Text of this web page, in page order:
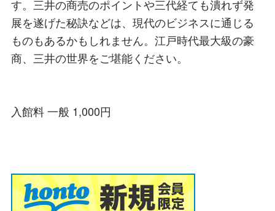
す。三井の商売のポイントや三代経ても潰れず発
展を遂げた秘訣などは、現代のビジネスに通じる
ものもあるかもしれません。江戸時代最大級の豪
商、三井の世界をご堪能ください。
入館料 一般 1,000円